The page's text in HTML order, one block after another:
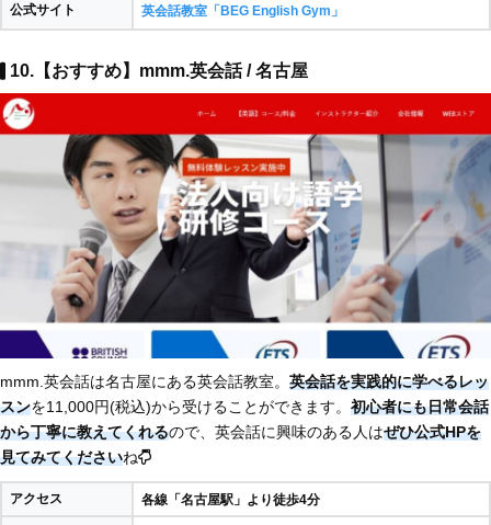
公式サイト 英会話教室「BEG English Gym」
10.【おすすめ】mmm.英会話 / 名古屋
mmm.英会話は名古屋にある英会話教室。 英会話を実践的に学べるレッ
スンを11,000円(税込)から受けることができます。 初心者にも日常会話
から丁寧に教えてくれるので、英会話に興味のある人はぜひ公式HPを
見てみてくださいね
アクセス 各線「名古屋駅」より徒歩4分